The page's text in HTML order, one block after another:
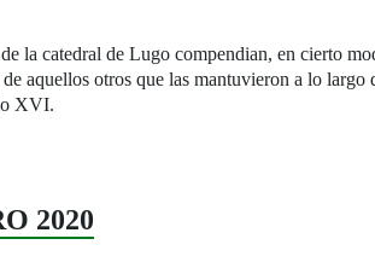
la catedral de Lugo compendian, en cierto
aquellos otros que las mantuvieron a lo
XVI.
2020